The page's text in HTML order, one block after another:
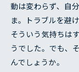
動は変わらず、自
ま。トラブルを避
そういう気持ちは
うでした。でも、
んでしょうか。